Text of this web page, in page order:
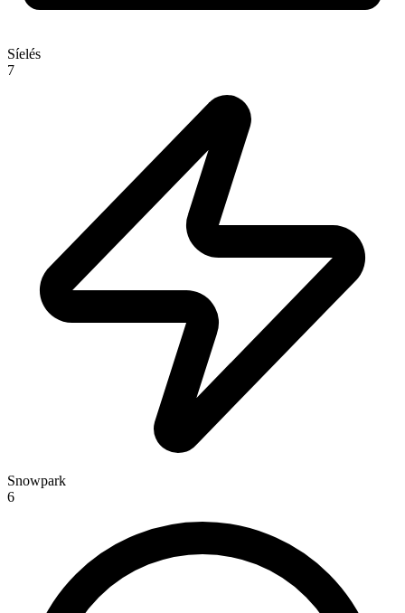
Síelés
7
Snowpark
6